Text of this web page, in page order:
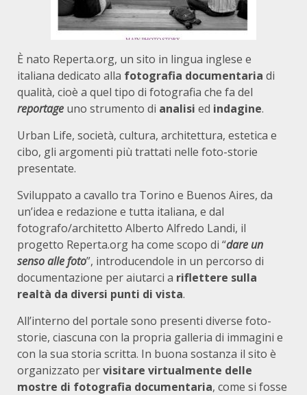
È nato Reperta.org, un sito in lingua inglese e
italiana dedicato alla fotografia documentaria di
qualità, cioè a quel tipo di fotografia che fa del
reportage uno strumento di analisi ed indagine.
Urban Life, società, cultura, architettura, estetica e
cibo, gli argomenti più trattati nelle foto-storie
presentate.
Sviluppato a cavallo tra Torino e Buenos Aires, da
un’idea e redazione e tutta italiana, e dal
fotografo/architetto Alberto Alfredo Landi, il
progetto Reperta.org ha come scopo di “dare un
senso alle foto”, introducendole in un percorso di
documentazione per aiutarci a riflettere sulla
realtà da diversi punti di vista.
All’interno del portale sono presenti diverse foto-
storie, ciascuna con la propria galleria di immagini e
con la sua storia scritta. In buona sostanza il sito è
organizzato pervisitare virtualmente delle
mostre di fotografia documentaria, come si fosse